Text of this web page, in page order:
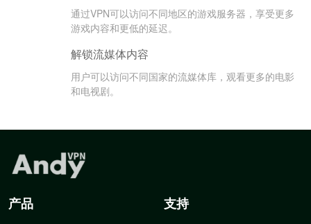
通过VPN可以访问不同地区的游戏服务器，享受更多
游戏内容和更低的延迟。
解锁流媒体内容
用户可以访问不同国家的流媒体库，观看更多的电影
和电视剧。
产品 支持